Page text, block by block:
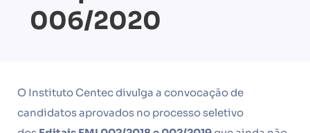
006/2020
O Instituto Centec divulga a convocação de
candidatos aprovados no processo seletivo